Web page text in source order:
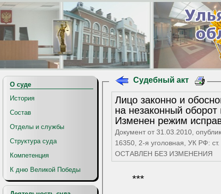
О суде
История
Состав
Отделы и службы
Структура суда
Компетенция
К дню Великой Победы
Судебный акт
Лицо законно и
на незаконный оборот
Изменен режим
Документ от 31.03.2010,
16350, 2-я уголовная, УК РФ: ст. 30 ч.3, ст. 228.1 ч.2 п.б, судебный
ОСТАВЛЕН БЕЗ ИЗМЕНЕНИЯ
***